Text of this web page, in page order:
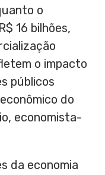
o
R$ 16 bilhões,
o impacto
públicos
do
, economista-
da economia